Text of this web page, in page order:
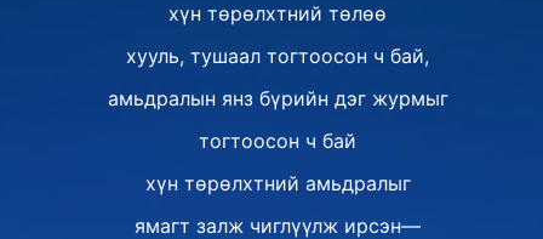
хүн төрөлхтний төлөө
хууль, тушаал тогтоосон ч бай,
амьдралын янз бүрийн дэг журмыг
тогтоосон ч бай
хүн төрөлхтний амьдралыг
ямагт залж чиглүүлж ирсэн—